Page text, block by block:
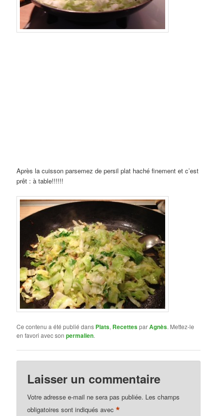
Après la cuisson parsemez de persil plat haché finement et c’est
prêt : à table!!!!!!
Ce contenu a été publié dans Plats, RecettesparAgnès. Mettez-le
en favori avec sonpermalien.
Laisser un commentaire
Votre adresse e-mail ne sera pas publiée. Les champs
obligatoires sont indiqués avec*